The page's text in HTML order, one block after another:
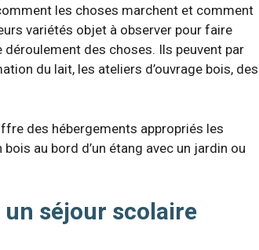
les choses marchent et comment
variétés objet à observer pour faire
des choses. Ils peuvent par
du lait, les ateliers d’ouvrage bois, des
des hébergements appropriés les
au bord d’un étang avec un jardin ou
un séjour scolaire